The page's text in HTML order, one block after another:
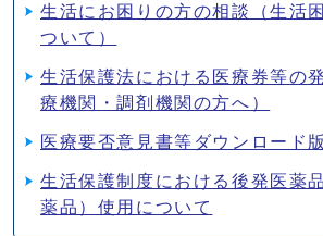
生活にお困りの方の相談（生活
ついて）
生活保護法における医療券等の
療機関・調剤機関の方へ）
医療要否意見書等ダウンロード
生活保護制度における後発医薬
薬品）使用について